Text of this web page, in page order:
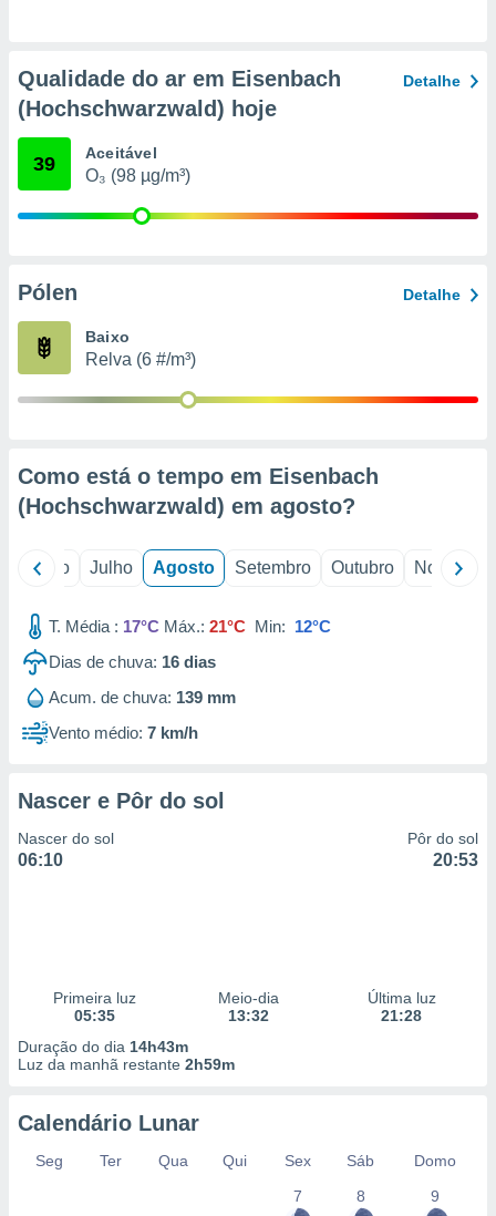
através
de
1199
Qualidade do ar em Eisenbach
(Hochschwarzwald) hoje
Detalhe
39 Aceitável
O₃ (98 µg/m³)
Pólen Detalhe
Baixo
Relva (6 #/m³)
Como está o tempo em Eisenbach
(Hochschwarzwald) em agosto?
Junho Julho Agosto Setembro Outubro Novembro
T. Média : 17°C Máx.: 21°C Min: 12°C
Dias de chuva: 16 dias
Acum. de chuva: 139 mm
Vento médio: 7 km/h
Nascer e Pôr do sol
Nascer do sol
06:10
Pôr do sol
20:53
Primeira luz
05:35
Meio-dia
13:32
Última luz
21:28
Duração do dia 14h43m
Luz da manhã restante 2h59m
Calendário Lunar
Seg Ter Qua Qui Sex Sáb
Domo
7
8 9